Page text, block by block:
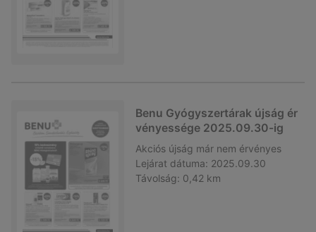
Benu Gyógyszertárak újság ér
vényessége 2025.09.30-ig
Akciós újság már nem érvényes
Lejárat dátuma: 2025.09.30
Távolság: 0,42 km